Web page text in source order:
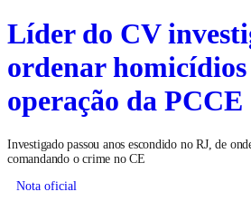
Líder do CV
ordenar homicídios
operação da PCCE
Investigado passou anos escondido no RJ, de
comandando o crime no CE
Nota oficial